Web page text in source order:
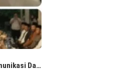
Da…